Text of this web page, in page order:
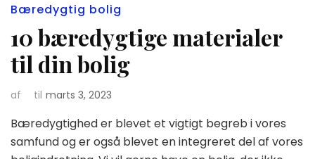
Bæredygtig bolig
10 bæredygtige materialer
til din bolig
af til marts 3, 2023
Bæredygtighed er blevet et vigtigt begreb i vores
samfund og er også blevet en integreret del af vores